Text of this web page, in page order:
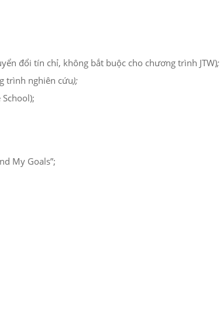
đổi tín chỉ, không bắt buộc cho chương trình JTW);
trình nghiên cứu);
My Goals”;